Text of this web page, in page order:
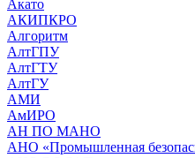
Акато
АКИПКРО
Алгоритм
АлтГПУ
АлтГТУ
АлтГУ
АМИ
АмИРО
АН ПО МАНО
АНО «Промышленная